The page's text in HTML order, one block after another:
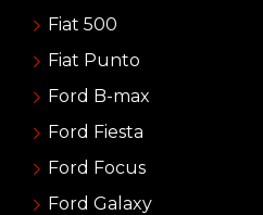
Fiat 500
Fiat Punto
Ford B-max
Ford Fiesta
Ford Focus
Ford Galaxy